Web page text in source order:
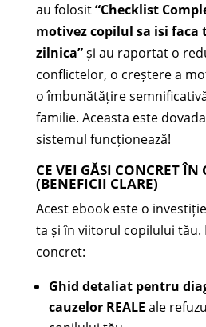
au folosit“Checklist
motivez copilul sa isi faca
zilnica”și au raportat o
conflictelor, o creștere a
o îmbunătățire
familie. Aceasta este
sistemul funcționează!
CE VEI GĂSI CONCRET ÎN
(BENEFICII CLARE)
Acest ebook este o
ta și în viitorul copilului tău.
concret:
Ghid detaliat pentru
cauzelor REALE ale